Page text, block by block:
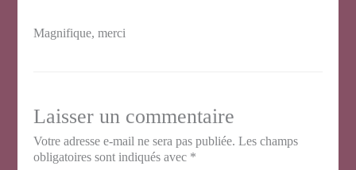
Magnifique, merci
Laisser un commentaire
Votre adresse e-mail ne sera pas publiée. Les champs
obligatoires sont indiqués avec *